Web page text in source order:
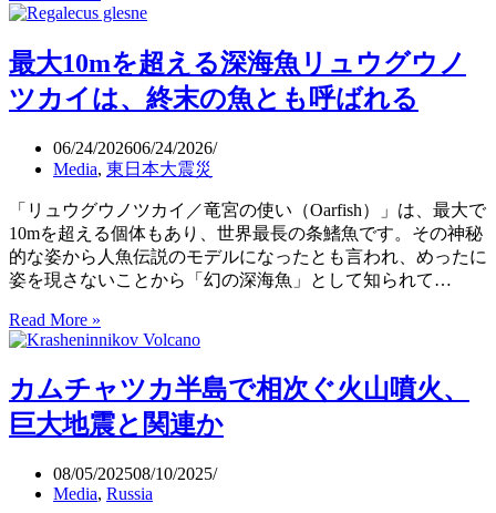
年
ネ
ズ
エ
地
震
か
ら
1
ヶ
月、
害
全
容
も
え
ず
最大10mを超える深海魚リュウグウノ
ツカイは、終末の魚とも呼ばれる
06/24/202606/24/2026
Media, 東日本大震災
「リュウグウノツカイ／竜宮の使い（Oarfish）」は、最大で
10mを超える個体もあり、世界最長の条鰭魚です。その神秘
的な姿から人魚伝説のモデルになったとも言われ、めったに
姿を現さないことから「幻の深海魚」として知られて…
Read More »
大
を
超
え
深
海
カムチャツカ半島で相次ぐ火山噴火、
巨大地震と関連か
08/05/202508/10/2025
Media, Russia